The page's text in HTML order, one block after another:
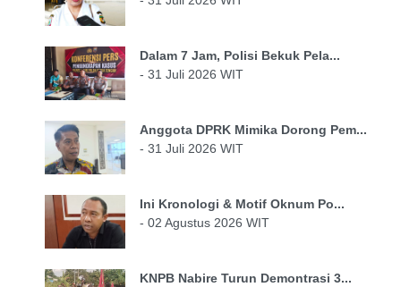
Dalam 7 Jam, Polisi Bekuk Pela...
- 31 Juli 2026 WIT
Anggota DPRK Mimika Dorong Pem...
- 31 Juli 2026 WIT
Ini Kronologi & Motif Oknum Po...
- 02 Agustus 2026 WIT
KNPB Nabire Turun Demontrasi 3...